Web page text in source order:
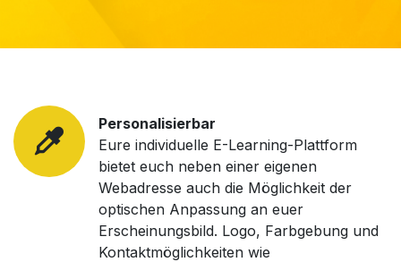
Personalisierbar
Eure individuelle E-Learning-Plattform
bietet euch neben einer eigenen
Webadresse auch die Möglichkeit der
optischen Anpassung an euer
Erscheinungsbild. Logo, Farbgebung und
Kontaktmöglichkeiten wie